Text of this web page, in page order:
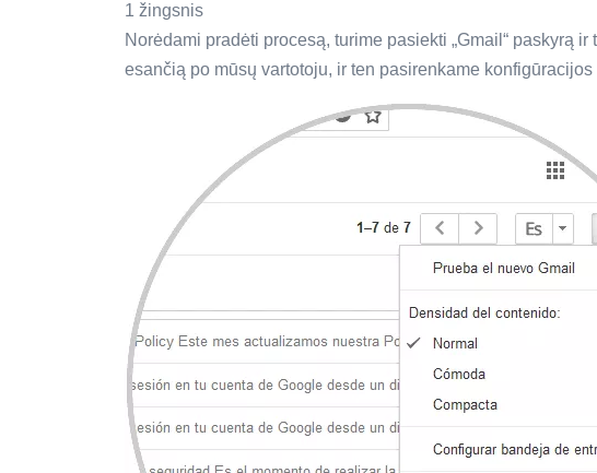
1 žingsnis
Norėdami pradėti procesą, turime pasiekti „Gmail“ paskyrą
esančią po mūsų vartotoju, ir ten pasirenkame konfigūracijos